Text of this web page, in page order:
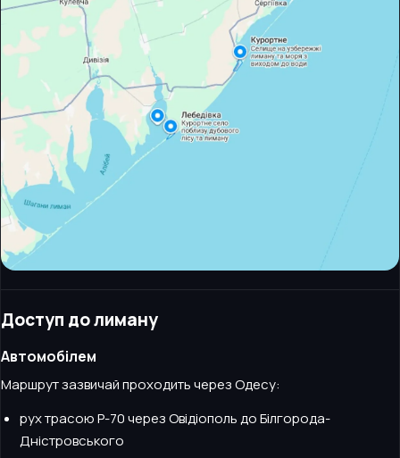
Доступ до лиману
Автомобілем
Маршрут зазвичай проходить через Одесу:
рух трасою Р-70 через Овідіополь до Білгорода-
Дністровського